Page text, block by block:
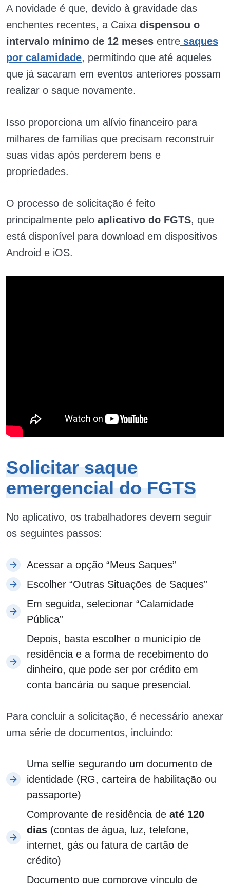
A novidade é que, devido à gravidade das
enchentes recentes, a Caixa dispensou o
intervalo mínimo de 12 meses entre saques
por calamidade, permitindo que até aqueles
que já sacaram em eventos anteriores possam
realizar o saque novamente.
Isso proporciona um alívio financeiro para
milhares de famílias que precisam reconstruir
suas vidas após perderem bens e
propriedades.
O processo de solicitação é feito
principalmente pelo aplicativo do FGTS, que
está disponível para download em dispositivos
Android e iOS.
Solicitar saque
emergencial do FGTS
No aplicativo, os trabalhadores devem seguir
os seguintes passos:
Acessar a opção “Meus Saques”
Escolher “Outras Situações de Saques”
Em seguida, selecionar “Calamidade
Pública”
Depois, basta escolher o município de
residência e a forma de recebimento do
dinheiro, que pode ser por crédito em
conta bancária ou saque presencial.
Para concluir a solicitação, é necessário anexar
uma série de documentos, incluindo:
Uma selfie segurando um documento de
identidade (RG, carteira de habilitação ou
passaporte)
Comprovante de residência de até 120
dias (contas de água, luz, telefone,
internet, gás ou fatura de cartão de
crédito)
Documento que comprove vínculo de